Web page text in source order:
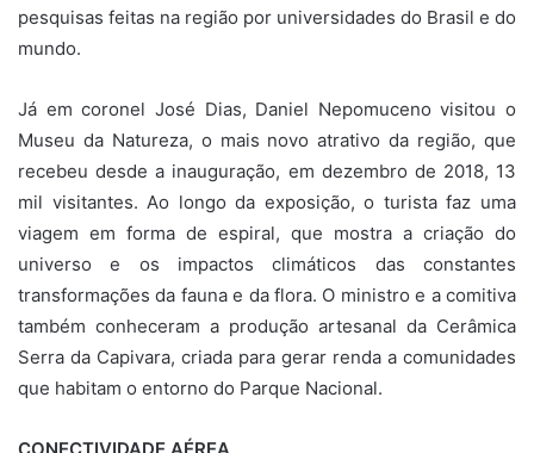
pesquisas feitas na região por universidades do Brasil e do
mundo.
Já em coronel José Dias, Daniel Nepomuceno visitou o
Museu da Natureza, o mais novo atrativo da região, que
recebeu desde a inauguração, em dezembro de 2018, 13
mil visitantes. Ao longo da exposição, o turista faz uma
viagem em forma de espiral, que mostra a criação do
universo e os impactos climáticos das constantes
transformações da fauna e da flora. O ministro e a comitiva
também conheceram a produção artesanal da Cerâmica
Serra da Capivara, criada para gerar renda a comunidades
que habitam o entorno do Parque Nacional.